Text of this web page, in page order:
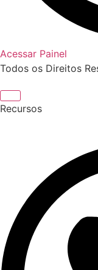
Acessar Painel
Todos os Direitos
Recursos